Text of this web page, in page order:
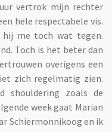
vertrok mijn rechter
hele respectabele vis.
me toch wat tegen.
Toch is het beter dan
overigens een
zich regelmatig zien.
shouldering zoals de
week gaat Marian
Schiermonnikoog en ik